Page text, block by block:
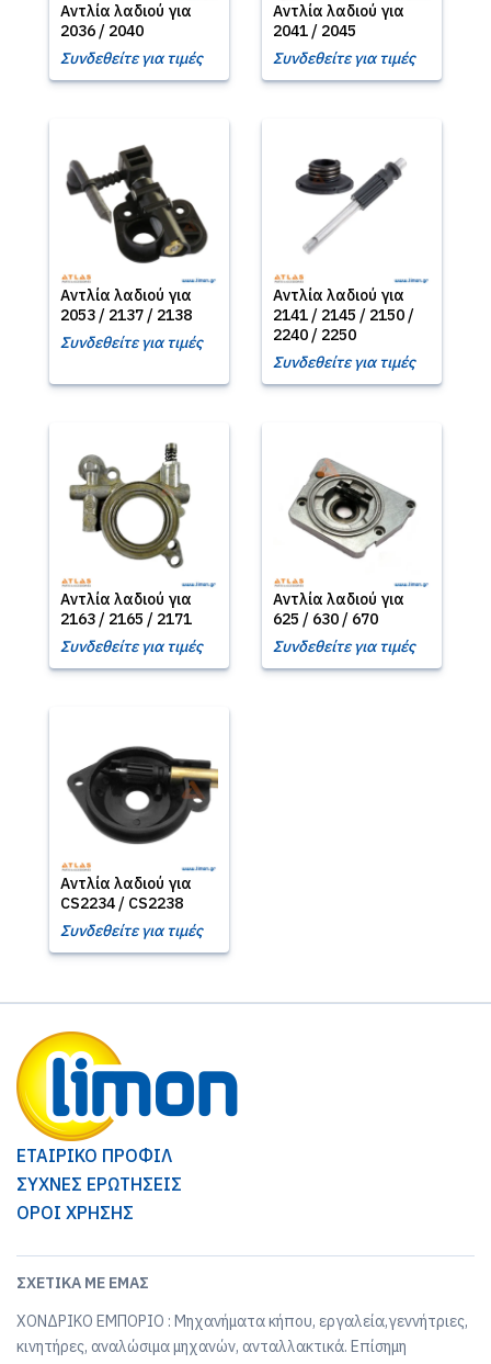
Αντλία λαδιού για
2036 / 2040
Συνδεθείτε για τιμές
Αντλία λαδιού για
2041 / 2045
Συνδεθείτε για τιμές
Αντλία λαδιού για
2053 / 2137 / 2138
Συνδεθείτε για τιμές
Αντλία λαδιού για
2141 / 2145 / 2150 /
2240 / 2250
Συνδεθείτε για τιμές
Αντλία λαδιού για
2163 / 2165 / 2171
Συνδεθείτε για τιμές
Αντλία λαδιού για
625 / 630 / 670
Συνδεθείτε για τιμές
Αντλία λαδιού για
CS2234 / CS2238
Συνδεθείτε για τιμές
ΕΤΑΙΡΙΚΟ ΠΡΟΦΙΛ
ΣΥΧΝΕΣ ΕΡΩΤΗΣΕΙΣ
ΟΡΟΙ ΧΡΗΣΗΣ
ΣΧΕΤΙΚΆ ΜΕ ΕΜΆΣ
ΧΟΝΔΡΙΚΟ ΕΜΠΟΡΙΟ : Μηχανήματα κήπου, εργαλεία,γεννήτριες,
κινητήρες, αναλώσιμα μηχανών, ανταλλακτικά. Επίσημη